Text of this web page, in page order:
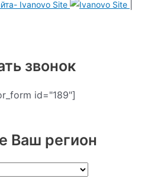
Ivanovo Site
звонок
id="189"]
Ваш регион